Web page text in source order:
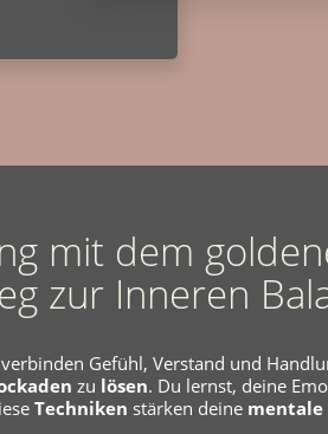
mit dem
zur Inneren
Gefühl, Verstand und
zu lösen. Du lernst, deine
Techniken stärken deine mentale